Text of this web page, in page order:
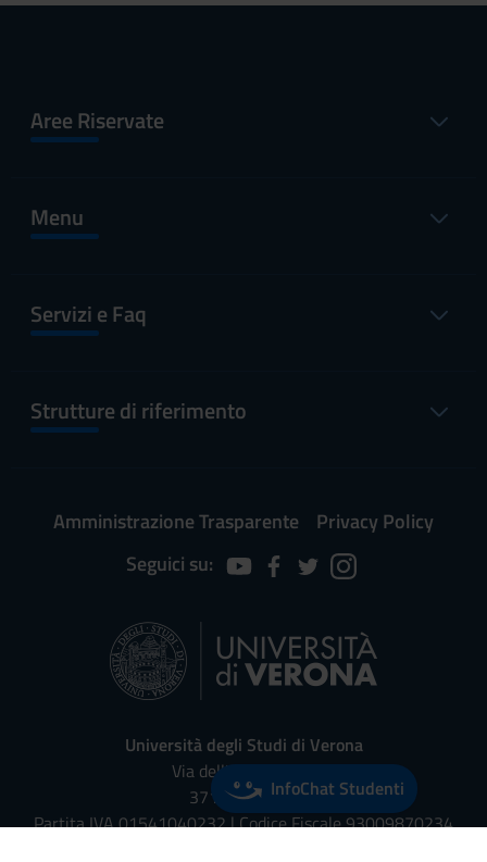
Aree Riservate
Menu
Servizi e Faq
Strutture di riferimento
Amministrazione Trasparente
Privacy Policy
Seguici su:
Università degli Studi di Verona
Via dell'Artigliere, 8
37129, Verona
Partita IVA 01541040232 | Codice Fiscale 93009870234
InfoChat Studenti